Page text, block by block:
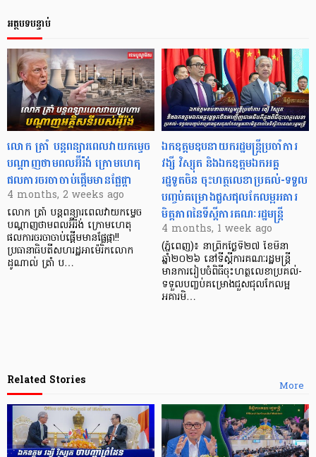
អត្ថបទបន្ទាប់
លោក ត្រាំ បន្តពន្យារពេលវាយកម្ទេច
បណ្តាញថាមពលអ៊ីរ៉ង់ ក្រោមហេតុ
ផលការចរចាចាប់ផ្តើមមានផ្លែផ្កា
4 months, 2 weeks ago
លោក ត្រាំ បន្តពន្យារពេលវាយកម្ទេច
បណ្តាញថាមពលអ៊ីរ៉ង់ ក្រោមហេតុ
ផលការចរចាចាប់ផ្តើមមានផ្លែផ្កា!!
ប្រធានាធិបតីសហរដ្ឋអាម៉េរិកលោក
ដូណាល់ ត្រាំ ប…
ឯកឧត្តមឧបនាយករដ្ឋមន្ត្រីប្រចាំការ
វង្សី វិស្សុត និងឯកឧត្តមឯកអគ្គ
រដ្ឋទូតចិន ចុះហត្ថលេខាប្រគល់-ទទួល
បញ្ចប់គម្រោងជួសជុលកែលម្អអគារ
មិត្តភាពនៃទីស្តីការគណៈរដ្ឋមន្ត្រី
4 months, 1 week ago
(ភ្នំពេញ)៖ នាព្រឹកថ្ងៃទី២៧ ខែមីនា
ឆ្នាំ២០២៦ នៅទីស្តីការគណៈរដ្ឋមន្រ្តី
មានការរៀបចំពិធីចុះហត្ថលេខាប្រគល់-
ទទួលបញ្ចប់គម្រោងជួសជុលកែលម្អ
អគារមិ…
More
Related Stories